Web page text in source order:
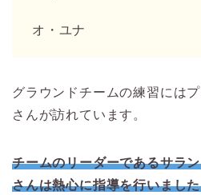
オ・ユナ
グラウンドチームの練習には
さんが訪れています。
チームのリーダーであるサラ
さんは熱心に指導を行いまし